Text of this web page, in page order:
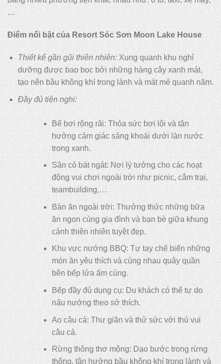
…
Điểm nổi bật của Resort Sóc Sơn Moon Lake House
Thiết kế gần gũi thiên nhiên:Xung quanh khu nghỉ
dưỡng được bao bọc bởi những hàng cây xanh mát,
tạo nên bầu không khí trong lành và mát mẻ quanh năm.
Đầy đủ tiện nghi:
Bể bơi rộng rãi: Thỏa sức bơi lội và tận
hưởng cảm giác sảng khoái dưới làn nước
trong xanh.
Sân cỏ bát ngát: Nơi lý tưởng cho các hoạt
động vui chơi ngoài trời như picnic, cắm trại,
teambuilding,…
Bàn ăn ngoài trời: Thưởng thức những bữa
ăn ngon cùng gia đình và bạn bè giữa khung
cảnh thiên nhiên tuyệt đẹp.
Khu vực nướng BBQ: Tự tay chế biến những
món ăn yêu thích và cùng nhau quây quần
bên bếp lửa ấm cúng.
Bếp đầy đủ dụng cụ: Du khách có thể tự do
nấu nướng theo sở thích.
Ao câu cá: Thư giãn và thử sức với thú vui
câu cá.
Rừng thông thơ mộng: Dạo bước trong rừng
thông, tận hưởng bầu không khí trong lành và